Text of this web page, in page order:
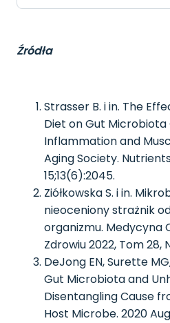
Źródła
Strasser B. i in. The
Diet on Gut
Inflammation and
Aging Society.
15;13(6):2045.
Ziółkowska S. i in.
nieoceniony strażnik
organizmu. Medycyna
Zdrowiu 2022, Tom 28,
DeJong EN, Surette
Gut Microbiota and
Disentangling Cause
Host Microbe. 2020